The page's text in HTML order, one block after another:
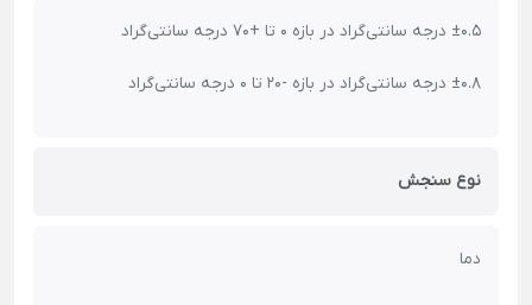
±0.5 درجه سانتی‌گراد در بازه 0 تا +70 درجه سانتی‌گراد
±0.8 درجه سانتی‌گراد در بازه -20 تا 0 درجه سانتی‌گراد
نوع سنجش
دما